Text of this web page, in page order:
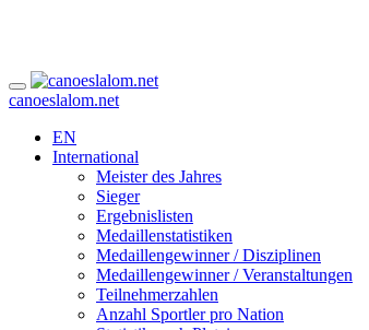
canoeslalom.net
EN
International
Meister des Jahres
Sieger
Ergebnislisten
Medaillenstatistiken
Medaillengewinner / Disziplinen
Medaillengewinner / Veranstaltungen
Teilnehmerzahlen
Anzahl Sportler pro Nation